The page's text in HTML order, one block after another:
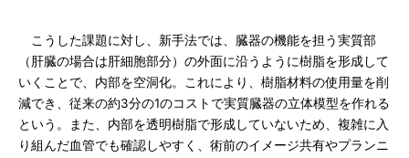
こうした課題に対し、新手法では、臓器の機能を担う実質部
（肝臓の場合は肝細胞部分）の外面に沿うように樹脂を形成して
いくことで、内部を空洞化。これにより、樹脂材料の使用量を削
減でき、従来の約3分の1のコストで実質臓器の立体模型を作れる
という。また、内部を透明樹脂で形成していないため、複雑に入
り組んだ血管でも確認しやすく、術前のイメージ共有やプランニ